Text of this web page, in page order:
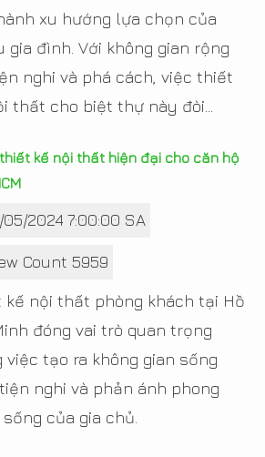
xu hướng lựa chọn của
gia đình. Với không gian rộng
nghi và phá cách, việc thiết
thất cho biệt thự này đòi...
kế nội thất hiện đại cho căn hộ
05/2024 7:00:00 SA
Count 5959
kế nội thất phòng khách tại Hồ
đóng vai trò quan trọng
việc tạo ra không gian sống
nghi và phản ánh phong
của gia chủ.